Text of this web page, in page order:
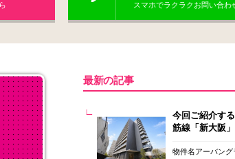
スマホでラクラクお問い合わ
最新の記事
今回ご紹介す
筋線「新大阪
物件名アーバング